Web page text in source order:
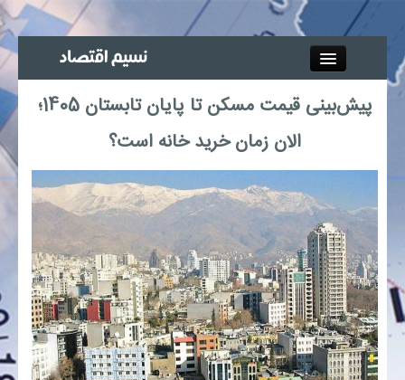
آگهی استخدام
پیوند‌ها
چند رسانه‌ای
اجتماعی
صنعت معدن و تجارت
پیش‌بینی قیمت مسکن تا پایان تابستان 1405؛
الان زمان خرید خانه است؟